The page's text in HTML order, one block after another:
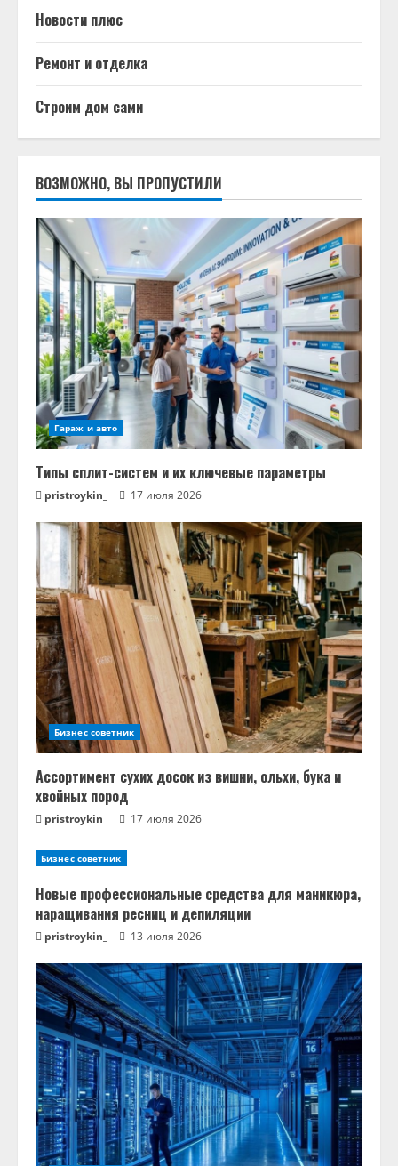
Новости плюс
Ремонт и отделка
Строим дом сами
ВОЗМОЖНО, ВЫ ПРОПУСТИЛИ
Гараж и авто
Типы сплит-систем и их ключевые параметры
pristroykin_ 17 июля 2026
Бизнес советник
Ассортимент сухих досок из вишни, ольхи, бука и
хвойных пород
pristroykin_ 17 июля 2026
Бизнес советник
Новые профессиональные средства для маникюра,
наращивания ресниц и депиляции
pristroykin_ 13 июля 2026